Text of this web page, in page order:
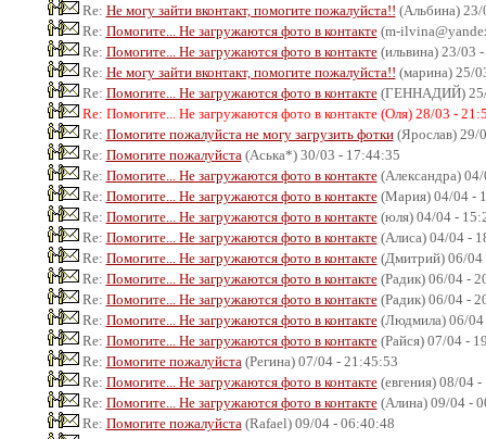
Re: Не могу зайти вконтакт, помогите пожалуйста!! (Альбина)
Re: Помогите... Не загружаются фото в контакте(m-
Re: Помогите... Не загружаются фото в контакте(ильвина) 23/03
Re: Не могу зайти вконтакт, помогите пожалуйста!! (марина) 25/
Re: Помогите... Не загружаются фото в контакте(ГЕННАДИЙ) 25/
Re: Помогите... Не загружаются фото в контакте (Оля) 28/03 -
Re: Помогите пожалуйста не могу загрузить фотки(Ярослав) 29/
Re: Помогите пожалуйста (Аська*) 30/03 - 17:44:35
Re: Помогите... Не загружаются фото в контакте(Александра)
Re: Помогите... Не загружаются фото в контакте(Мария) 04/04 -
Re: Помогите... Не загружаются фото в контакте(юля) 04/04 -
Re: Помогите... Не загружаются фото в контакте(Алиса) 04/04 -
Re: Помогите... Не загружаются фото в контакте(Дмитрий) 06/04
Re: Помогите... Не загружаются фото в контакте(Радик) 06/04 -
Re: Помогите... Не загружаются фото в контакте(Радик) 06/04 -
Re: Помогите... Не загружаются фото в контакте(Людмила) 06/04
Re: Помогите... Не загружаются фото в контакте(Райся) 07/04 -
Re: Помогите пожалуйста (Регина) 07/04 - 21:45:53
Re: Помогите... Не загружаются фото в контакте(евгения) 08/04
Re: Помогите... Не загружаются фото в контакте(Алина) 09/04 -
Re: Помогите пожалуйста (Rafael) 09/04 - 06:40:48